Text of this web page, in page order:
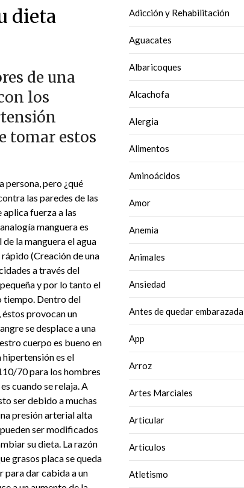
dieta
de una
los
tomar estos
persona, pero ¿qué
las paredes de las
aplica fuerza a las
manguera es
la manguera el agua
(Creación de una
a través del
y por lo tanto el
tiempo. Dentro del
provocan un
se desplace a una
cuerpo es bueno en
hipertensión es el
70 para los hombres
cuando se relaja. A
ser debido a muchas
presión arterial alta
ser modificados
su dieta. La razón
grasos placa se queda
para dar cabida a un
Adicción y Rehabilitación
Aguacates
Albaricoques
Alcachofa
Alergia
Alimentos
Aminoácidos
Amor
Anemia
Animales
Ansiedad
Antes de quedar embarazada
App
Arroz
Artes Marciales
Articular
Articulos
Atletismo